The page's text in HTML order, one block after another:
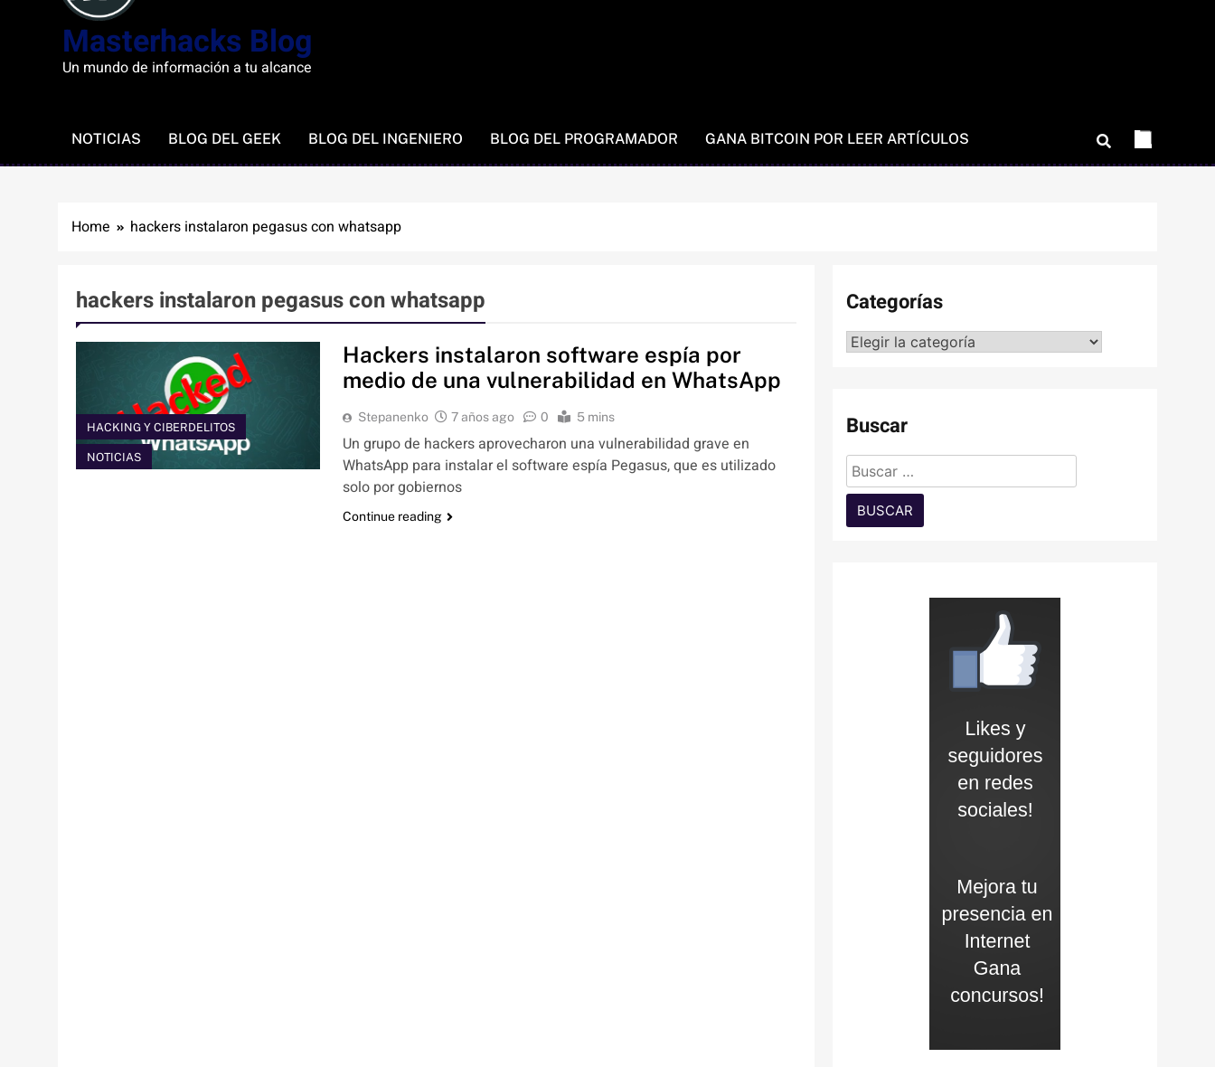
Masterhacks Blog
Un mundo de información a tu alcance
NOTICIAS BLOG DEL GEEK BLOG DEL INGENIERO BLOG DEL PROGRAMADOR GANA BITCOIN POR LEER ARTÍCULOS
Home hackers instalaron pegasus con whatsapp
hackers instalaron pegasus con whatsapp
HACKING Y CIBERDELITOS
NOTICIAS
Hackers instalaron software espía por
medio de una vulnerabilidad en WhatsApp
Stepanenko 7 años ago 0 5 mins
Un grupo de hackers aprovecharon una vulnerabilidad grave en
WhatsApp para instalar el software espía Pegasus, que es utilizado
solo por gobiernos
Continue reading
Categorías
Categorías
Buscar
Buscar: